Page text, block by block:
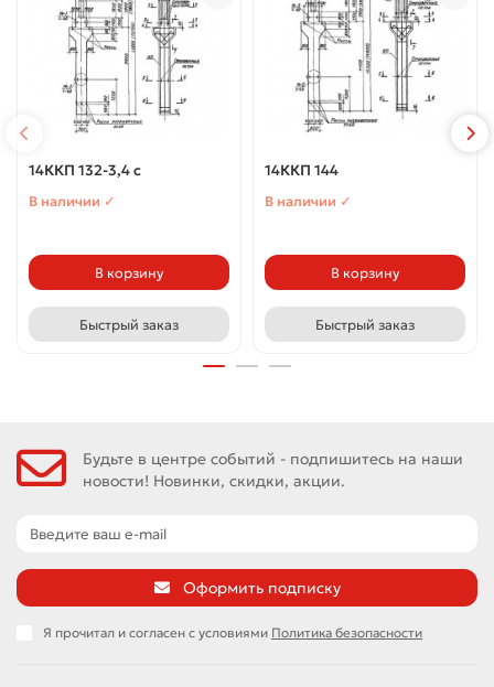
14ККП 132-3,4 с
В наличии ✓
В корзину
Быстрый заказ
14ККП 144
В наличии ✓
В корзину
Быстрый заказ
Будьте в центре событий - подпишитесь на наши
новости! Новинки, скидки, акции.
Оформить подписку
Я прочитал и согласен с условиями Политика безопасности